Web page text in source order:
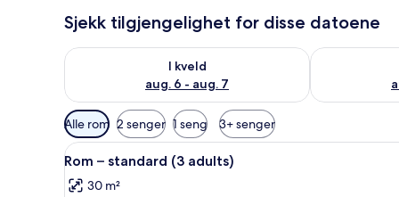
Sjekk tilgjengelighet for disse datoene
I kveld
aug. 6 - aug. 7
Sjekk tilgjengelighet for i kveld, aug. 6 - aug. 7
Sjekk
Tilgjengelige
filtre
for
rom
Alle rom 2 senger 1 seng 3+ senger
Åpne
alle
bildene
Sengetøy av topp kvalitet,
3
Rom – standard (3 adults)
30 m²